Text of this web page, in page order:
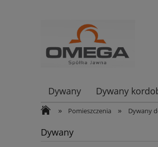
Dywany Dywany
» Pomieszczenia » Dywany
Dywany